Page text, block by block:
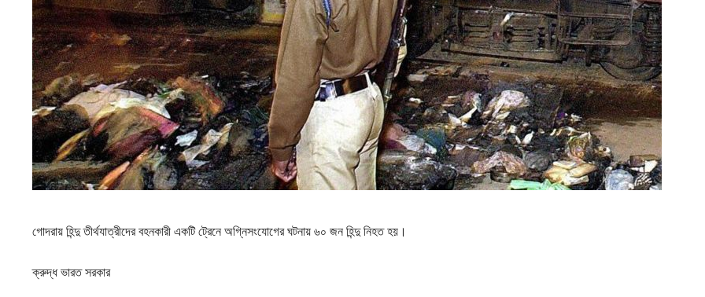
গোদরায় হিন্দু তীর্থযাত্রীদের বহনকারী একটি ট্রেনে অগ্নিসংযোগের ঘটনায় ৬০ জন হিন্দু নিহত হয়।
ক্রুদ্ধ ভারত সরকার